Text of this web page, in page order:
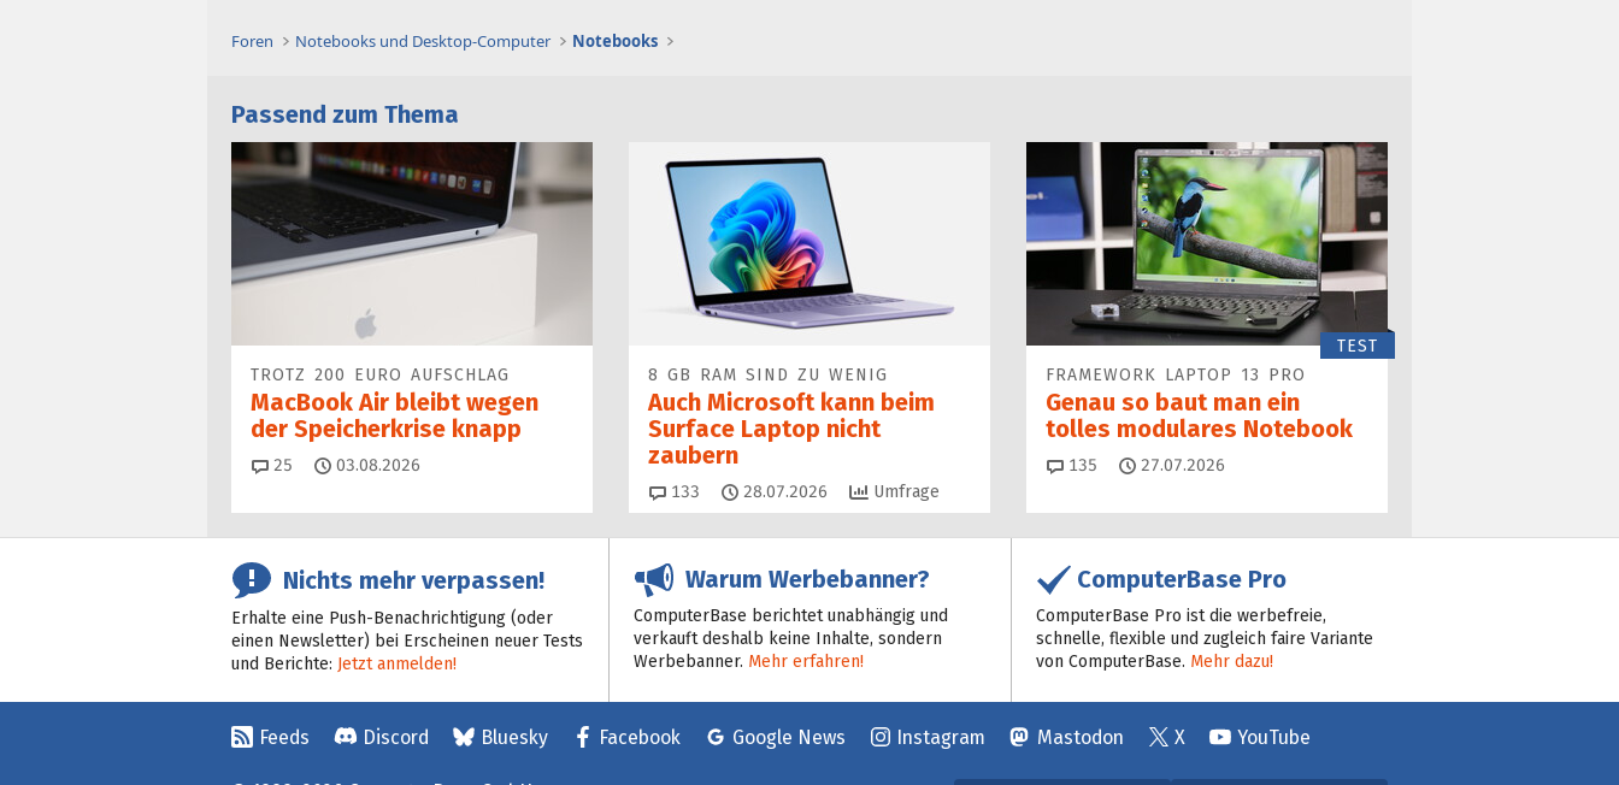
Foren Notebooks und Desktop-Computer Notebooks
Passend zum Thema
TROTZ 200 EURO AUFSCHLAG
MacBook Air bleibt wegen
der Speicherkrise knapp
25 Kommentare
03.08.2026
8 GB RAM SIND ZU WENIG
Auch Microsoft kann beim
Surface Laptop nicht
zaubern
133 Kommentare
28.07.2026 Umfrage
TEST
FRAMEWORK LAPTOP 13 PRO
Genau so baut man ein
tolles modulares Notebook
135 Kommentare
27.07.2026
Nichts mehr verpassen!
Erhalte eine Push-Benachrichtigung (oder
einen Newsletter) bei Erscheinen neuer Tests
und Berichte: Jetzt anmelden!
Warum Werbebanner?
ComputerBase berichtet unabhängig und
verkauft deshalb keine Inhalte, sondern
Werbebanner. Mehr erfahren!
ComputerBase Pro
ComputerBase Pro ist die werbefreie,
schnelle, flexible und zugleich faire Variante
von ComputerBase. Mehr dazu!
Feeds Discord Bluesky Facebook Google News Instagram Mastodon X YouTube